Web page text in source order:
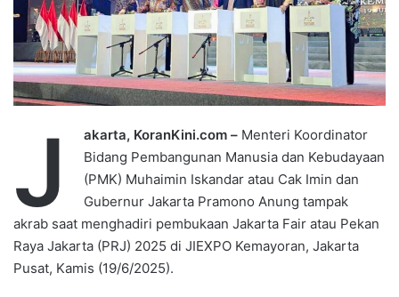
J akarta, KoranKini.com – Menteri Koordinator
Bidang Pembangunan Manusia dan Kebudayaan
(PMK) Muhaimin Iskandar atau Cak Imin dan
Gubernur Jakarta Pramono Anung tampak
akrab saat menghadiri pembukaan Jakarta Fair atau Pekan
Raya Jakarta (PRJ) 2025 di JIEXPO Kemayoran, Jakarta
Pusat, Kamis (19/6/2025).